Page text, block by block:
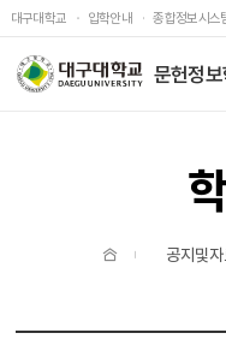
대구대학교 입학안내 종합정보시스
문헌정
공지및